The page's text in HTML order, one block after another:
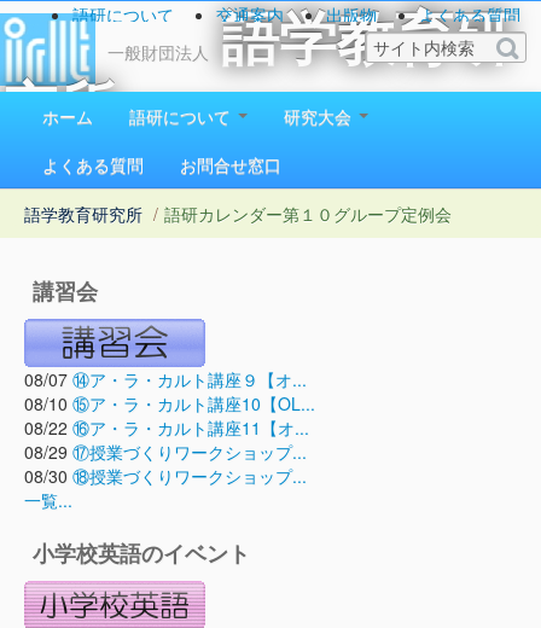
一般財団法人
語学教育研
究所
1923（大正12）年創立
語研について 交通案内 出版物
よくある質問
お問い合わせ
ホーム 語研について
研究大会
よくある質問
お問合せ窓口
語学教育研究所 / 語研カレンダー第１０グループ定例会
講習会
08/07 ⑭ア・ラ・カルト講座９【オ...
08/10 ⑮ア・ラ・カルト講座10【OL...
08/22 ⑯ア・ラ・カルト講座11【オ...
08/29 ⑰授業づくりワークショップ...
08/30 ⑱授業づくりワークショップ...
一覧...
小学校英語のイベント